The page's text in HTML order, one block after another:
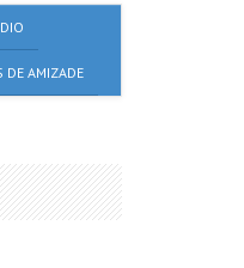
DE AMIZADE